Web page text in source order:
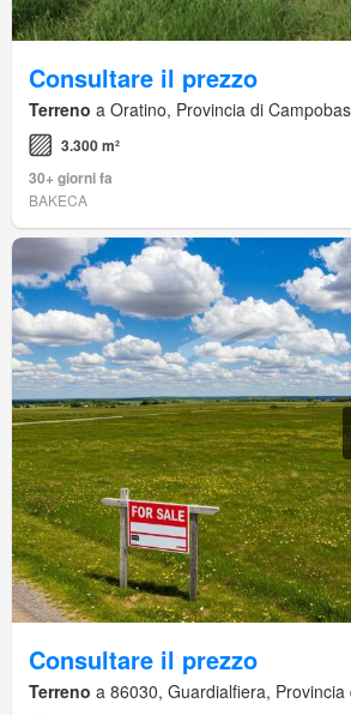
Consultare il prezzo
Terreno a Oratino, Provincia di
3.300 m²
30+ giorni fa
BAKECA
Consultare il prezzo
Terreno a 86030, Guardialfiera, Provincia